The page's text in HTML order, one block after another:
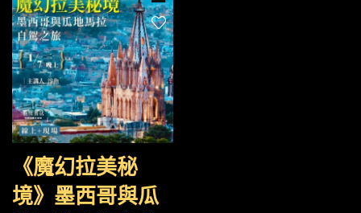
《魔幻拉美秘
境》墨西哥與瓜